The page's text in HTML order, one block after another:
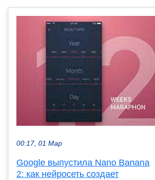
00:17, 01 Мар
Google выпустила Nano Banana
2: как нейросеть создает